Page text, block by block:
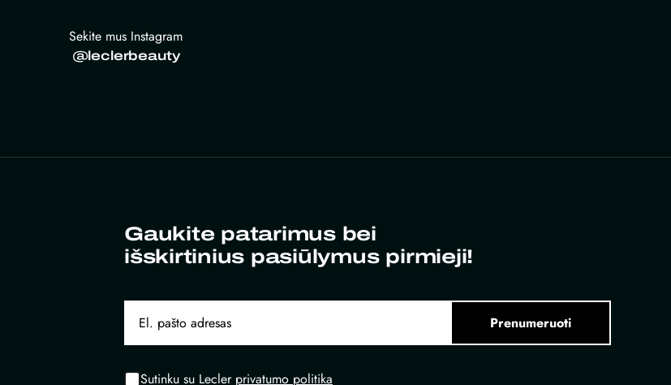
Sekite mus Instagram
@leclerbeauty
Gaukite patarimus bei
išskirtinius pasiūlymus pirmieji!
Prenumeruoti
Sutinku su Lecler privatumo politika